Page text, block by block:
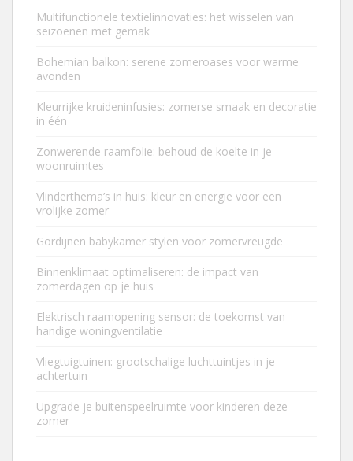
Multifunctionele textielinnovaties: het wisselen van
seizoenen met gemak
Bohemian balkon: serene zomeroases voor warme
avonden
Kleurrijke kruideninfusies: zomerse smaak en decoratie
in één
Zonwerende raamfolie: behoud de koelte in je
woonruimtes
Vlinderthema’s in huis: kleur en energie voor een
vrolijke zomer
Gordijnen babykamer stylen voor zomervreugde
Binnenklimaat optimaliseren: de impact van
zomerdagen op je huis
Elektrisch raamopening sensor: de toekomst van
handige woningventilatie
Vliegtuigtuinen: grootschalige luchttuintjes in je
achtertuin
Upgrade je buitenspeelruimte voor kinderen deze
zomer